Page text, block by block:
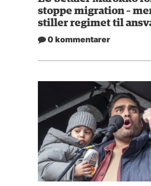
stoppe migration –
stiller regimet til
0 kommentarer